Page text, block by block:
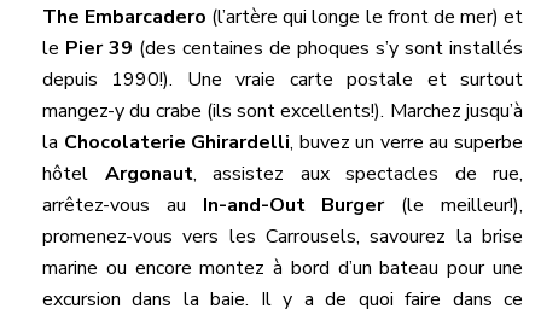
The Embarcadero (l’artère qui longe le front de mer) et
le Pier 39 (des centaines de phoques s’y sont installés
depuis 1990!). Une vraie carte postale et surtout
mangez-y du crabe (ils sont excellents!). Marchez jusqu’à
la Chocolaterie Ghirardelli, buvez un verre au superbe
hôtel Argonaut, assistez aux spectacles de rue,
arrêtez-vous au In-and-Out Burger(le meilleur!),
promenez-vous vers les Carrousels, savourez la brise
marine ou encore montez à bord d’un bateau pour une
excursion dans la baie. Il y a de quoi faire dans ce